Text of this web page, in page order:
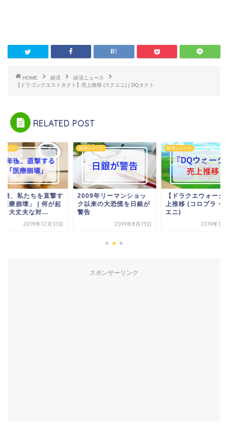
HOME 経済
経済ニュース
【ドラゴンクエストタクト】売上推移 (スクエニ) | DQタクト
RELATED POST
ュース
後、私たちを直撃す
医療崩壊」 | 何が起
も大丈夫な対...
2019年12月31日
経済ニュース
2009年リーマンショッ
ク以来の大恐慌を日銀が
警告
2019年8月15日
経済ニュース
【ドラクエウォーク
上推移 (コロプラ・
エニ)
2019年11
スポンサーリンク